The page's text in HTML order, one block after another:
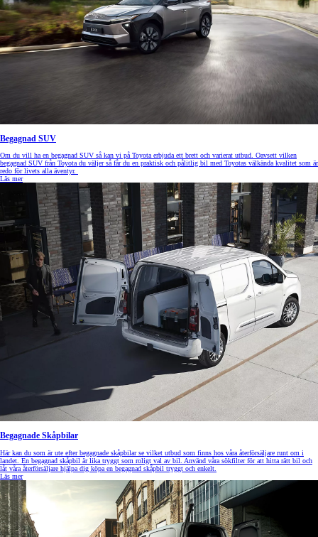
Begagnad SUV
Om du vill ha en begagnad SUV så kan vi på Toyota erbjuda ett brett och varierat utbud. Oavsett vilken
begagnad SUV från Toyota du väljer så får du en praktisk och pålitlig bil med Toyotas välkända kvalitet som är
redo för livets alla äventyr.
Läs mer
Begagnade Skåpbilar
Här kan du som är ute efter begagnade skåpbilar se vilket utbud som finns hos våra återförsäljare runt om i
landet. En begagnad skåpbil är lika tryggt som roligt val av bil. Använd våra sökfilter för att hitta rätt bil och
låt våra återförsäljare hjälpa dig köpa en begagnad skåpbil tryggt och enkelt.
Läs mer